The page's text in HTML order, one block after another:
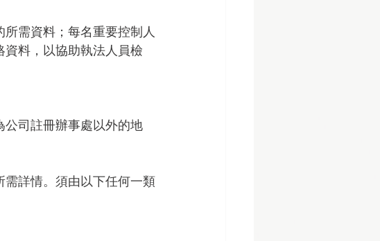
需資料；每名重要控制人
料，以協助執法人員檢
司註冊辦事處以外的地
詳情。須由以下任何一類